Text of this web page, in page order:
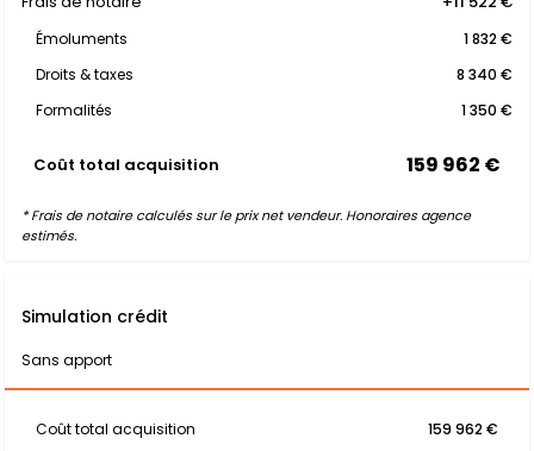
Émoluments
1 832 €
Droits & taxes
8 340 €
Formalités
1 350 €
Coût total acquisition 159 962 €
* Frais de notaire calculés sur le prix net vendeur. Honoraires agence
estimés.
Simulation crédit
Sans apport
Coût total acquisition 159 962 €